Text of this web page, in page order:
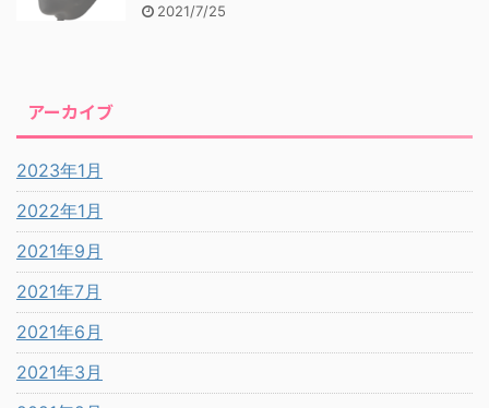
2021/7/25
アーカイブ
2023年1月
2022年1月
2021年9月
2021年7月
2021年6月
2021年3月